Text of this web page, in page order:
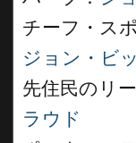
チーフ・ス
ジョン・ビ
先住民のリ
ラウド